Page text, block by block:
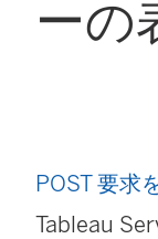
ーの
POST 要求
Tableau